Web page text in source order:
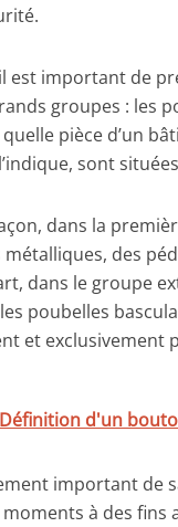
est important de
groupes : les
quelle pièce d’un
sont
dans la
métalliques, des
dans le groupe
poubelles
et exclusivement
Définition d'un
important de
à des fins